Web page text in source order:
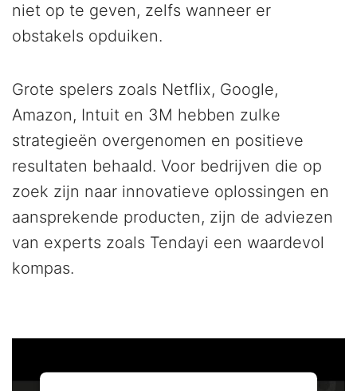
niet op te geven, zelfs wanneer er
obstakels opduiken.
Grote spelers zoals Netflix, Google,
Amazon, Intuit en 3M hebben zulke
strategieën overgenomen en positieve
resultaten behaald. Voor bedrijven die op
zoek zijn naar innovatieve oplossingen en
aansprekende producten, zijn de adviezen
van experts zoals Tendayi een waardevol
kompas.